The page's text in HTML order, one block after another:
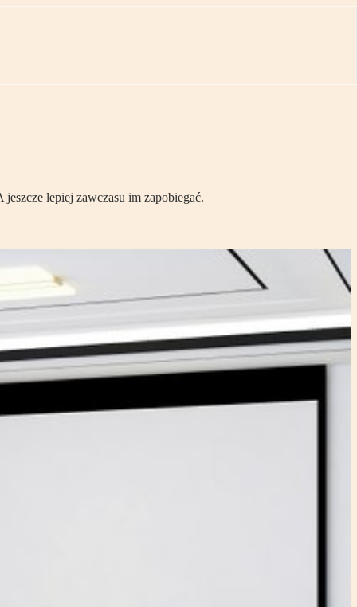
lepiej zawczasu im zapobiegać.